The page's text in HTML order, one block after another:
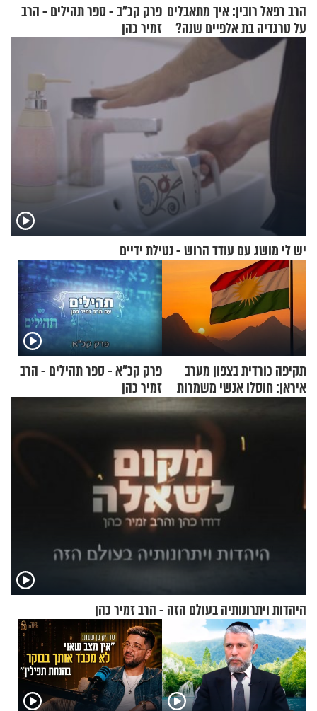
הרב רפאל רובין: איך מתאבלים
על טרגדיה בת אלפיים שנה?
פרק קכ"ב - ספר תהילים - הרב
זמיר כהן
יש לי מושג עם עודד הרוש - נטילת ידיים
תקיפה כורדית בצפון מערב
איראן: חוסלו אנשי משמרות
פרק קכ"א - ספר תהילים - הרב
זמיר כהן
היהדות ויתרונותיה בעולם הזה - הרב זמיר כהן